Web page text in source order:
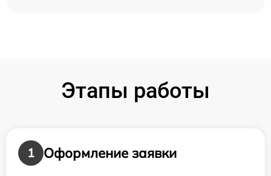
Этапы работы
1
Оформление заявки